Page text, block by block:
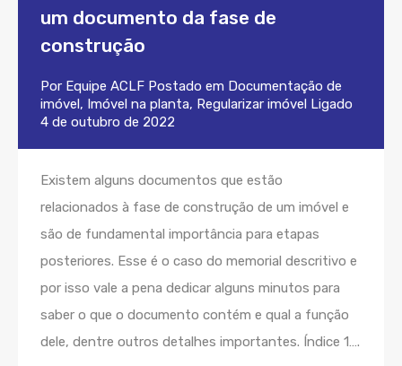
um documento da fase de
construção
Por Equipe ACLF Postado em Documentação de
imóvel, Imóvel na planta, Regularizar imóvel Ligado
4 de outubro de 2022
Existem alguns documentos que estão
relacionados à fase de construção de um imóvel e
são de fundamental importância para etapas
posteriores. Esse é o caso do memorial descritivo e
por isso vale a pena dedicar alguns minutos para
saber o que o documento contém e qual a função
dele, dentre outros detalhes importantes. Índice 1….